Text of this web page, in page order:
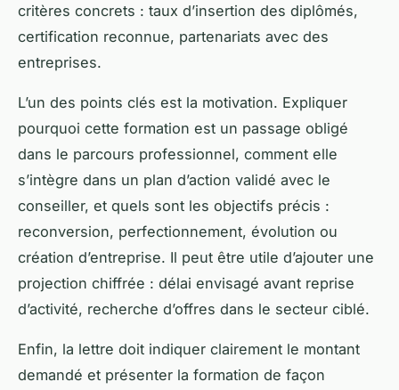
critères concrets : taux d’insertion des diplômés,
certification reconnue, partenariats avec des
entreprises.
L’un des points clés est la motivation. Expliquer
pourquoi cette formation est un passage obligé
dans le parcours professionnel, comment elle
s’intègre dans un plan d’action validé avec le
conseiller, et quels sont les objectifs précis :
reconversion, perfectionnement, évolution ou
création d’entreprise. Il peut être utile d’ajouter une
projection chiffrée : délai envisagé avant reprise
d’activité, recherche d’offres dans le secteur ciblé.
Enfin, la lettre doit indiquer clairement le montant
demandé et présenter la formation de façon